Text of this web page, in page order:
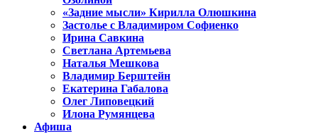
«Задние мысли» Кирилла Олюшкина
Застолье с Владимиром Софиенко
Ирина Савкина
Светлана Артемьева
Наталья Мешкова
Владимир Берштейн
Екатерина Габалова
Олег Липовецкий
Илона Румянцева
Афиша